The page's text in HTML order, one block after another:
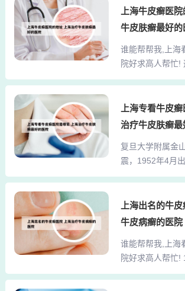
上海申江医院牛
吧，中心地址：
医院挺好的 ，申
好。申江医院的
斑，伴有轻微瘙
不及时或用药不
者要控制病因，
体质合理配伍中
皮康王属于强性
远期效果往往不
用会形成激素依
名复方酮康唑软
真菌药，丙酸氯倍
上海牛皮癣医
牛皮肤癣最好的
谁能帮帮我,上海
院好求高人帮忙!
的，牛皮癣医院
还是了解一点的
恼，牛皮癣是一
层银白色干燥鳞
显的出血点。银
江城的顾昌林，
小单位能比的°
牛皮癣疾病急性
发的时趋势，如
及时的控制病情
上海专看牛皮
治疗牛皮肤癣最
复旦大学附属金
震，1952年4月
身，1980年毕业
院长，同时也是
医院的院长。作
发表160多篇国
文，参与了《神
临床》等多部医
上海出名的牛
牛皮病癣的医院
谁能帮帮我,上海
院好求高人帮忙!
沉重的，它可能